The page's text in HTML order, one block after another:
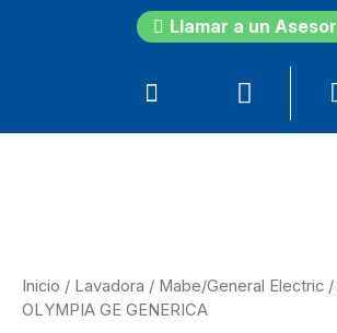
Llamar a un Asesor
Inicio / Lavadora / Mabe/General Electric /
OLYMPIA GE GENERICA